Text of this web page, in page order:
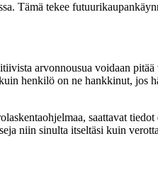
Tämä tekee
arvonnousua voidaan
henkilö on ne hankkinut, jos
saattavat
niin sinulta itseltäsi kuin